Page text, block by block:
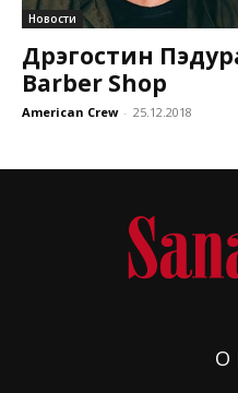
Новости
Дрэгостин
Barber Shop
American Crew - 25.12.2018
О